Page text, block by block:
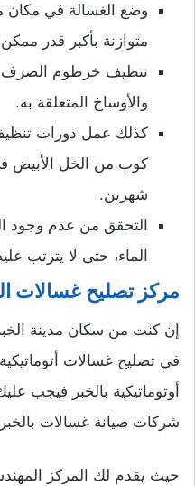
وضع الغسالة في مكان
متوازنة بأكبر قدر
تنظيف خرطوم الصرف
والأوساخ المتعلقة به.
كذلك عمل دورات
كوب من الخل الأبيض
شهرين.
التحقق من عدم وجود
الماء، حتى لا يترتب
مركز تصليح غسالات
إن كنت من سكان مدينة
في تصليح غسالات
أوتوماتيكية بالخبر فيجب
شركات صيانة غسالات
حيث يقدم لك المركز